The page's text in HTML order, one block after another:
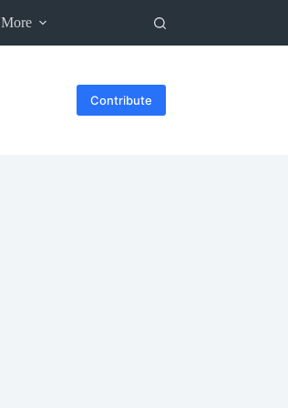
More
Contribute